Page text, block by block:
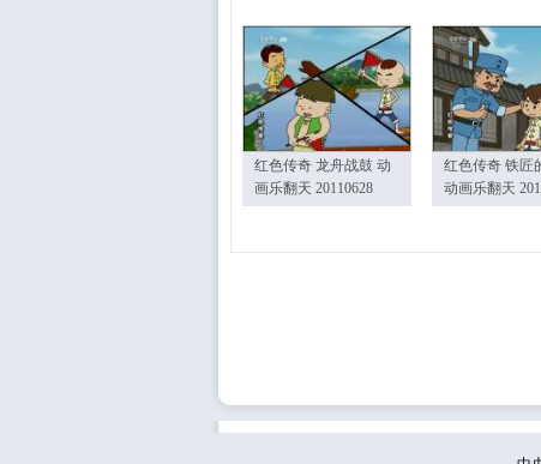
红色传奇 龙舟战鼓 动
画乐翻天 20110628
红色传奇 铁匠
动画乐翻天